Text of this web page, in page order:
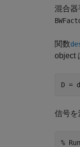
混合器
関数
object
D =
信号を
%